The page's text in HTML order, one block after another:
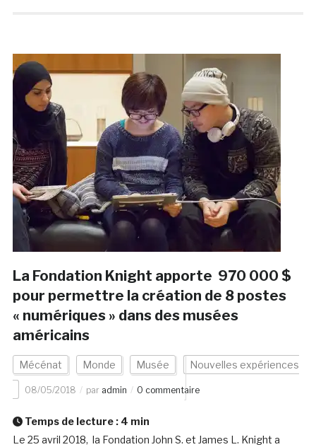
La Fondation Knight apporte 970 000 $
pour permettre la création de 8 postes
« numériques » dans des musées
américains
Mécénat Monde Musée Nouvelles expériences
08/05/2018 par admin 0 commentaire
Temps de lecture : 4 min
Le 25 avril 2018, la Fondation John S. et James L. Knight a